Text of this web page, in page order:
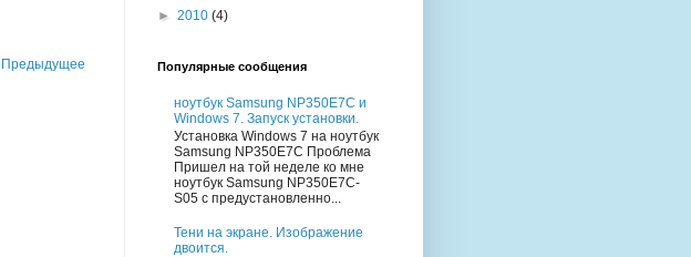
Предыдущее
► 2010 (4)
Популярные сообщения
ноутбук Samsung NP350E7C и
Windows 7. Запуск установки.
Установка Windows 7 на ноутбук
Samsung NP350E7C Проблема
Пришел на той неделе ко мне
ноутбук Samsung NP350E7C-
S05 с предустановленно...
Тени на экране. Изображение
двоится.